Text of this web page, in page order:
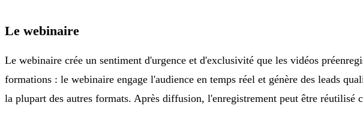
Le webinaire
Le webinaire crée un sentiment d'urgence et d'exclusivité que les vidéos
formations : le webinaire engage l'audience en temps réel et génère des leads
la plupart des autres formats. Après diffusion, l'enregistrement peut être réutilisé